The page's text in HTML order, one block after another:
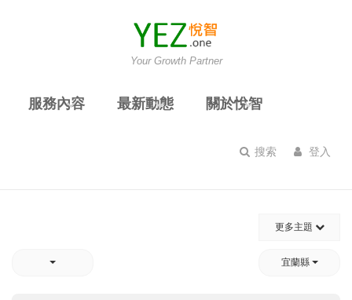
Your Growth Partner
服務內容 最新動態 關於悅智
搜索 登入
更多主題
宜蘭縣